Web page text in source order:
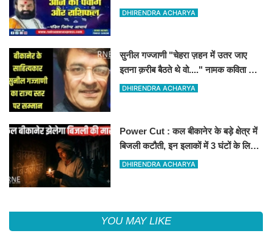
रहेगा आज का दिन !
DHIRENDRA ACHARYA
सुनील गज्जाणी "चेहरा ज़हन में उतर जाए
इतना क़रीब बैठते थे वो...." नामक कविता के
लिए राज्य स्तर पर सम्मानित होंगे
DHIRENDRA ACHARYA
Power Cut : कल बीकानेर के बड़े क्षेत्र में
बिजली कटौती, इन इलाकों में 3 घंटों के लिए
बिजली रहेगी गुल
DHIRENDRA ACHARYA
YOU MAY LIKE